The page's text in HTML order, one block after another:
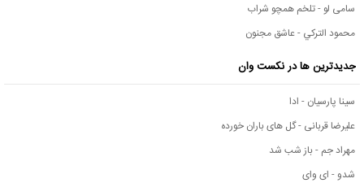
سامی لو - تلخم همچو شراب
محمود التركي - عاشق مجنون
جدیدترین ها در نکست وان
سینا پارسیان - ادا
علیرضا قربانی - گل های باران خورده
مهراد جم - باز شب شد
شدو - ای وای